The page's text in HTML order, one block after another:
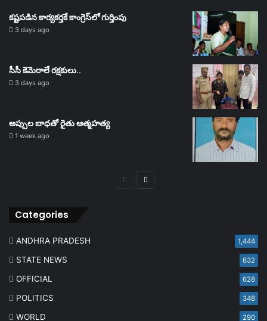
కష్టపడిన కార్యకర్తకే కాంగ్రెస్‌లో గుర్తింపు
3 days ago
సీసీ కెమెరాలే రక్షకులు..
3 days ago
అప్పుల బాధతో రైతు ఆత్మహత్య
1 week ago
PreviousNext
Categories
ANDHRA PRADESH 1,444
STATE NEWS 632
OFFICIAL 628
POLITICS 348
WORLD 290